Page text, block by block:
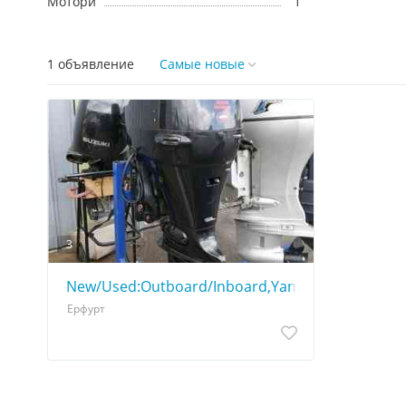
1 объявление Самые новые
3
New/Used:Outboard/
Ерфурт